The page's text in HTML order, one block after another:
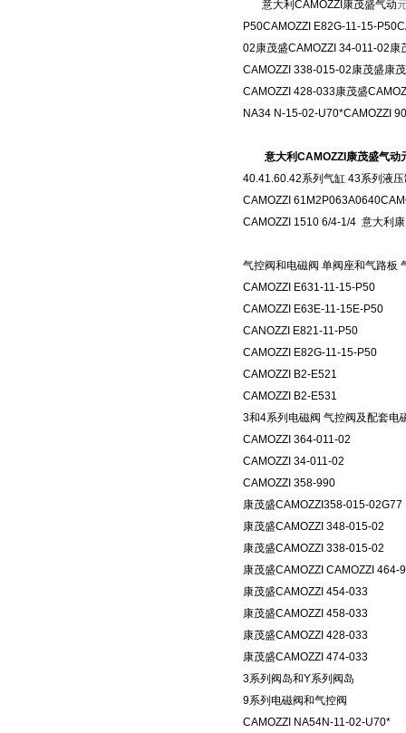
意大利CAMOZZI康茂盛气动
P50CAMOZZI E82G-11-15-
02康茂盛CAMOZZI 34-011-02
CAMOZZI 338-015-02康茂盛康
CAMOZZI 428-033康茂盛
NA34 N-15-02-U70*CAMOZZI
意大利CAMOZZI康茂盛气动
40.41.60.42系列气缸 43系列液
CAMOZZI
CAMOZZI 1510 6/4-1/4 意大利
气控阀和电磁阀 单阀座和气路板
CAMOZZI E631-11-15-P50
CAMOZZI E63E-11-15E-P50
CANOZZI E821-11-P50
CAMOZZI E82G-11-15-P50
CAMOZZI B2-E521
CAMOZZI B2-E531
3和4系列电磁阀 气控阀及配套电
CAMOZZI 364-011-02
CAMOZZI 34-011-02
CAMOZZI 358-990
康茂盛CAMOZZI358-015-02G77
康茂盛CAMOZZI 348-015-02
康茂盛CAMOZZI 338-015-02
康茂盛CAMOZZI CAMOZZI 464-
康茂盛CAMOZZI 454-033
康茂盛CAMOZZI 458-033
康茂盛CAMOZZI 428-033
康茂盛CAMOZZI 474-033
3系列阀岛和Y系列阀岛
9系列电磁阀和气控阀
CAMOZZI NA54N-11-02-U70*